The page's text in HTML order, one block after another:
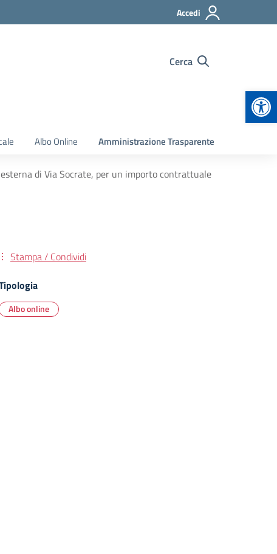
Accedi
Cerca
Albo Online Amministrazione Trasparente
di Via Socrate, per un importo contrattuale
Stampa / Condividi
Albo online